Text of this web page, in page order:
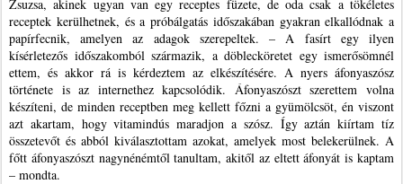
Zsuzsa, akinek ugyan van egy receptes füzete, de oda csak a tökéletes
receptek kerülhetnek, és a próbálgatás időszakában gyakran elkallódnak a
papírfecnik, amelyen az adagok szerepeltek. – A fasírt egy ilyen
kísérletezős időszakomból származik, a döblecköretet egy ismerősömnél
ettem, és akkor rá is kérdeztem az elkészítésére. A nyers áfonyaszósz
története is az internethez kapcsolódik. Áfonyaszószt szerettem volna
készíteni, de minden receptben meg kellett főzni a gyümölcsöt, én viszont
azt akartam, hogy vitamindús maradjon a szósz. Így aztán kiírtam tíz
összetevőt és abból kiválasztottam azokat, amelyek most belekerülnek. A
főtt áfonyaszószt nagynénémtől tanultam, akitől az eltett áfonyát is kaptam
– mondta.